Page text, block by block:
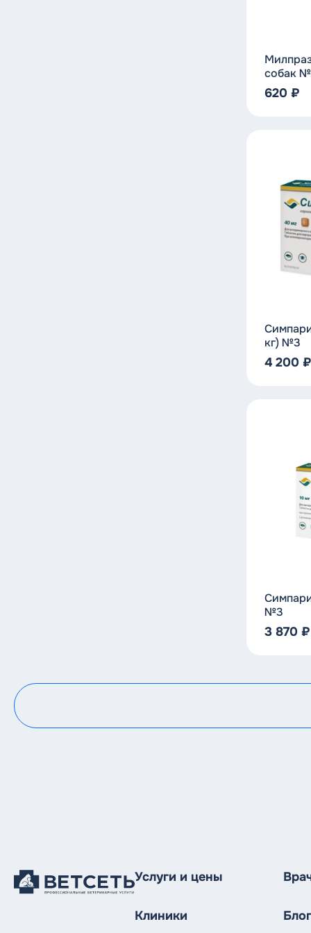
собак
620 ₽
кг) №3
4 200 ₽
№3
3 870 ₽
Услуги и цены
Клиники Блог